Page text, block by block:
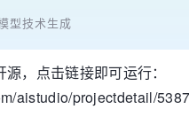
型技术生成
，点击链接即可运行：
aistudio/projectdetail/